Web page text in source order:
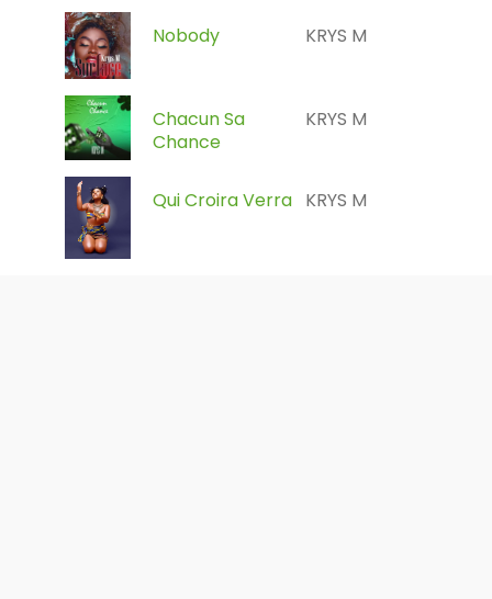
Nobody KRYS M
Chacun Sa
Chance
KRYS M
Qui Croira Verra KRYS M